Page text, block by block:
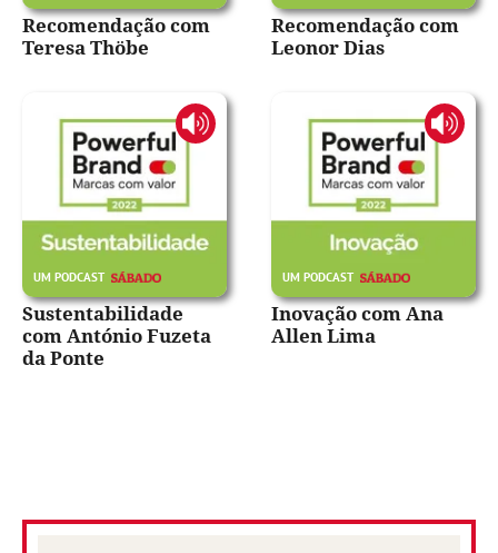
Recomendação com
Teresa Thöbe
Recomendação com
Leonor Dias
Sustentabilidade
com António Fuzeta
da Ponte
Inovação com Ana
Allen Lima